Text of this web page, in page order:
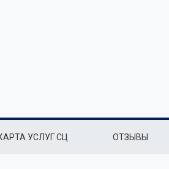
УСЛУГ СЦ ОТЗЫВЫ